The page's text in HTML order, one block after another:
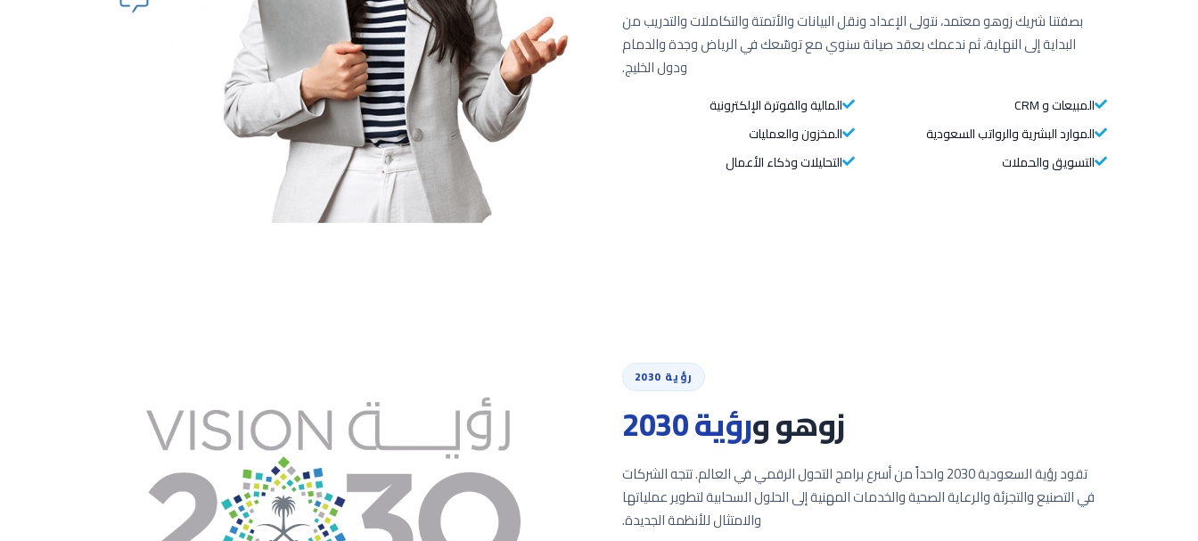
بصفتنا شريك زوهو معتمد، نتولى الإعداد ونقل البيانات والأتمتة والتكاملات والتدريب من
البداية إلى النهاية، ثم ندعمك بعقد صيانة سنوي مع توسّعك في الرياض وجدة والدمام
ودول الخليج.
المبيعات و CRM
المالية والفوترة الإلكترونية
الموارد البشرية والرواتب السعودية
المخزون والعمليات
التسويق والحملات
التحليلات وذكاء الأعمال
رؤية 2030
زوهو ورؤية 2030
تقود رؤية السعودية 2030 واحداً من أسرع برامج التحول الرقمي في العالم. تتجه الشركات
في التصنيع والتجزئة والرعاية الصحية والخدمات المهنية إلى الحلول السحابية لتطوير عملياتها
والامتثال للأنظمة الجديدة.